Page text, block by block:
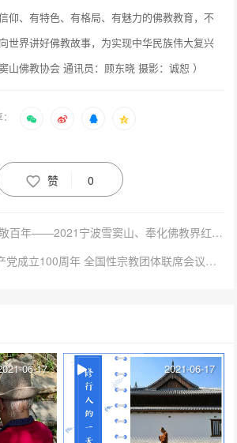
仰、有特色、有格局、有魅力的佛教教育，不
世界讲好佛教故事，为实现中华民族伟大复兴
山佛教协会 通讯员：顾东晓 摄影：诚恕 ）
赞 0
上一篇：同心向党 致敬百年——2021宁波雪窦山、奉化佛教界红色走读活动圆满
下一篇：庆祝中国共产党成立100周年 全国性宗教团体联席会议在上海召开第十六次会议
06-17 2021-06-17